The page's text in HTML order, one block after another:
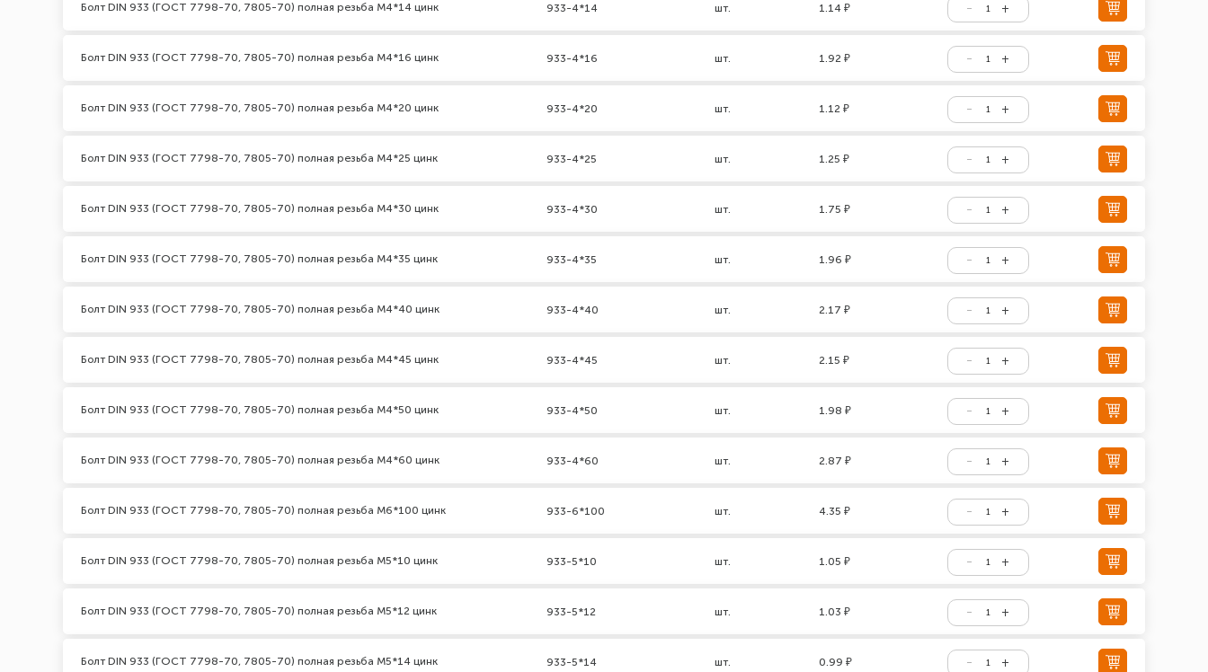
Болт DIN 933 (ГОСТ 7798-70, 7805-70) полная резьба М4*14 цинк 933-4*14 шт. 1.14 ₽
Болт DIN 933 (ГОСТ 7798-70, 7805-70) полная резьба М4*16 цинк 933-4*16 шт. 1.92 ₽
Болт DIN 933 (ГОСТ 7798-70, 7805-70) полная резьба М4*20 цинк 933-4*20 шт. 1.12 ₽
Болт DIN 933 (ГОСТ 7798-70, 7805-70) полная резьба М4*25 цинк 933-4*25 шт. 1.25 ₽
Болт DIN 933 (ГОСТ 7798-70, 7805-70) полная резьба М4*30 цинк 933-4*30 шт. 1.75 ₽
Болт DIN 933 (ГОСТ 7798-70, 7805-70) полная резьба М4*35 цинк 933-4*35 шт. 1.96 ₽
Болт DIN 933 (ГОСТ 7798-70, 7805-70) полная резьба М4*40 цинк 933-4*40 шт. 2.17 ₽
Болт DIN 933 (ГОСТ 7798-70, 7805-70) полная резьба М4*45 цинк 933-4*45 шт. 2.15 ₽
Болт DIN 933 (ГОСТ 7798-70, 7805-70) полная резьба М4*50 цинк 933-4*50 шт. 1.98 ₽
Болт DIN 933 (ГОСТ 7798-70, 7805-70) полная резьба М4*60 цинк 933-4*60 шт. 2.87 ₽
Болт DIN 933 (ГОСТ 7798-70, 7805-70) полная резьба М6*100 цинк 933-6*100 шт. 4.35 ₽
Болт DIN 933 (ГОСТ 7798-70, 7805-70) полная резьба М5*10 цинк 933-5*10 шт. 1.05 ₽
Болт DIN 933 (ГОСТ 7798-70, 7805-70) полная резьба М5*12 цинк 933-5*12 шт. 1.03 ₽
Болт DIN 933 (ГОСТ 7798-70, 7805-70) полная резьба М5*14 цинк 933-5*14 шт. 0.99 ₽